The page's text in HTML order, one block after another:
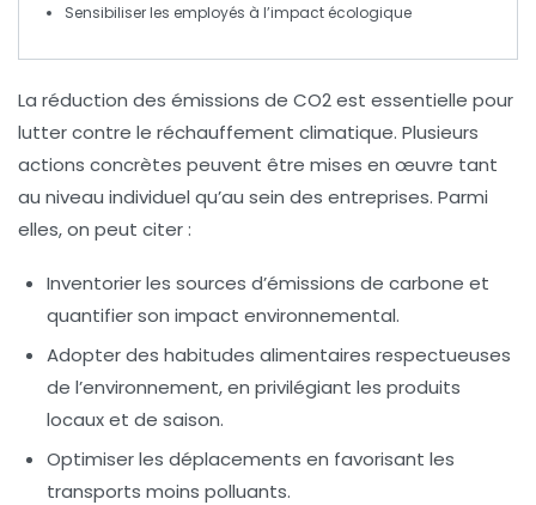
Sensibiliserles employés à l’impact écologique
La réduction des émissions de CO2est essentielle pour
lutter contre le réchauffement climatique. Plusieurs
actions concrètes peuvent être mises en œuvre tant
au niveau individuel qu’au sein des entreprises. Parmi
elles, on peut citer :
Inventorier les sources d’émissions de carbone et
quantifier son impact environnemental.
Adopter des habitudes alimentaires respectueuses
de l’environnement, en privilégiant les produits
locauxet de saison.
Optimiser les déplacements en favorisant les
transports moins polluants.